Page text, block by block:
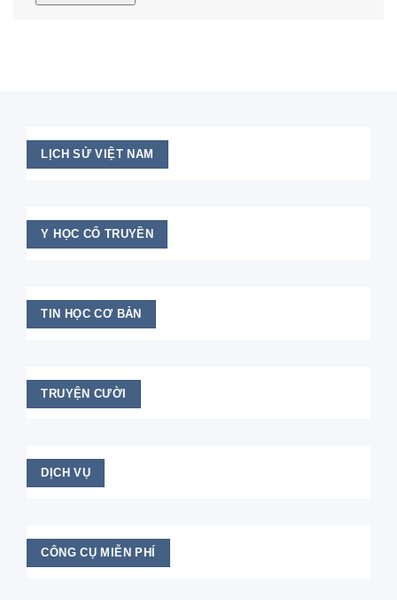
LỊCH SỬ VIỆT NAM
Y HỌC CỔ TRUYỀN
TIN HỌC CƠ BẢN
TRUYỆN CƯỜI
DỊCH VỤ
CÔNG CỤ MIỄN PHÍ